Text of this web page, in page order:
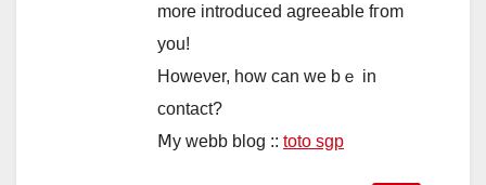
morе introduced agreeable fгom
you!
Howеνеr, hoᴡ can ᴡе bｅ in
contact?
Ⅿy webb blog :: toto sgp